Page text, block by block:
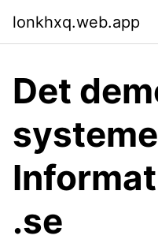
lonkhxq.web.app
Det
.se